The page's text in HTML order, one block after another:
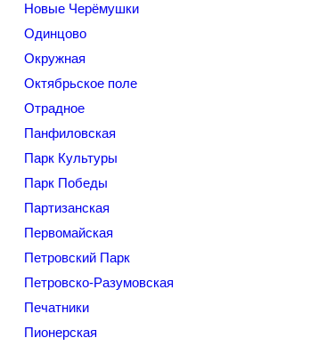
Новые Черёмушки
Одинцово
Окружная
Октябрьское поле
Отрадное
Панфиловская
Парк Культуры
Парк Победы
Партизанская
Первомайская
Петровский Парк
Петровско-Разумовская
Печатники
Пионерская